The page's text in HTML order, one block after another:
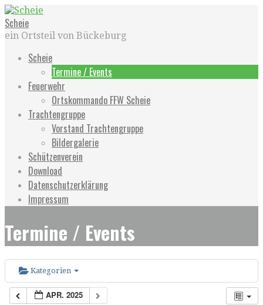
Zum
Inhalt
springen
Scheie
ein Ortsteil von Bückeburg
Scheie
Termine / Events
Feuerwehr
Ortskommando FFW Scheie
Trachtengruppe
Vorstand Trachtengruppe
Bildergalerie
Schützenverein
Download
Datenschutzerklärung
Impressum
Termine / Events
Kategorien
APR. 2025